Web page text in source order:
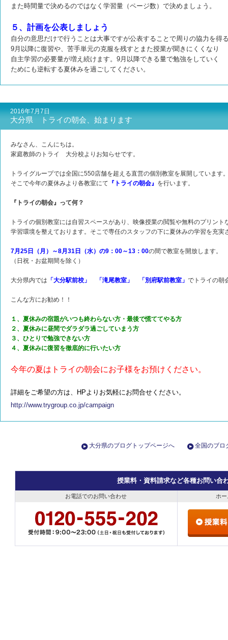
また時間量で決めるのではなく学習量（ページ数）で決めましょう。
５、計画を公表しましょう
自分の意思だけで行うことは大事ですが公表することで周りの協力 を得
9月以降に復習や、苦手単元の克服を残すとまた授業が聞きにくくなり
自主学習の必要量が増え続けます。9月以降できる量で勉強をしていく
ためにも逆転する夏休みを過ごしてください。
2016年7月7日
大分県 トライの朝会、始まります
みなさん、こんにちは。
家庭教師のトライ 大分校よりお知らせです。
トライグループでは全国に550店舗を超える直営の個別教室を展開しています
そこで今年の夏休みより各教室にて 『トライの朝会』 を行います。
『トライの朝会』って何？
トライの個別教室には自習スペースがあり、映像授業の閲覧や無料のプリント
学習環境を整えております。そこで専任のスタッフの下に夏休みの学習を充実
7月25日（月）～8月31日（水）の9：00～13：00の間で教室を開放します。
（日祝・お盆期間を除く）
大分県内では 「大分駅前校」 「滝尾教室」 「別府駅前教室」 でトライの朝
こんな方にお勧め！！
１、夏休みの宿題がいつも終わらない方・最後で慌ててやる方
２、夏休みに昼間でダラダラ過ごしていまう方
３、ひとりで勉強できない方
４、夏休みに復習を徹底的に行いたい方
今年の夏はトライの朝会にお子様をお預けください。
詳細をご希望の方は、HPよりお気軽にお問合せください。
http://www.trygroup.co.jp/campaign
大分県のブログトップページへ 全国のブロ
授業料・資料請求など各種お問い合
お電話でのお問い合わせ ホ